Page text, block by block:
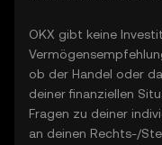
OKX gibt keine
ob der Handel oder
deiner finanziellen
Fragen zu deiner
an deinen Rechts-/